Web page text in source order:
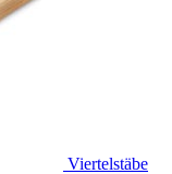
Viertelstäbe